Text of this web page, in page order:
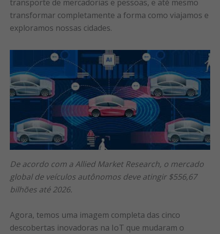
transporte de mercadorias e pessoas, e até mesmo
transformar completamente a forma como viajamos e
exploramos nossas cidades.
De acordo com a Allied Market Research, o mercado
global de veículos autônomos deve atingir $556,67
bilhões até 2026.
Agora, temos uma imagem completa das cinco
descobertas inovadoras na IoT que mudaram o